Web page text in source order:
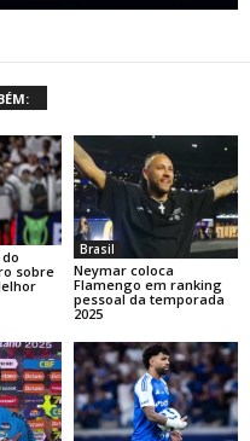
sobre
Brasil
Neymar coloca
Flamengo em ranking
pessoal da temporada
2025